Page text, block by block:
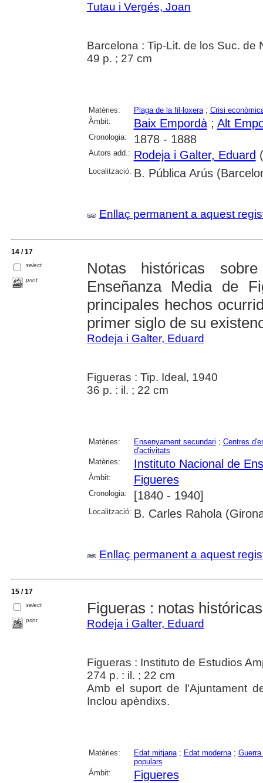
Tutau i Vergés, Joan
Barcelona : Tip-Lit. de los Suc. de
49 p. ; 27 cm
Matèries: Plaga de la fil·loxera; Crisi
Àmbit:
Baix Empordà; Alt
Cronologia: 1878 - 1888
Autors add.: Rodeja i Galter, Eduard
Localització: B. Pública Arús
Enllaç permanent a aquest
14 / 17
select
print
Notas históricas
Enseñanza Media de
principales hechos
primer siglo de su
Rodeja i Galter, Eduard
Figueras : Tip. Ideal, 1940
36 p. : il. ; 22 cm
Matèries: Ensenyament secundari ; Centres
d'activitats
Matèries:
Instituto Nacional de
Àmbit: Figueres
Cronologia: [1840 - 1940]
Localització: B. Carles Rahola
Enllaç permanent a aquest
15 / 17
select
print
Figueras : notas
Rodeja i Galter, Eduard
Figueras : Instituto de Estudios
274 p. : il. ; 22 cm
Amb el suport de l'Ajuntament
Inclou apèndixs.
Matèries: Edat mitjana; Edat moderna;
populars
Àmbit:
Figueres